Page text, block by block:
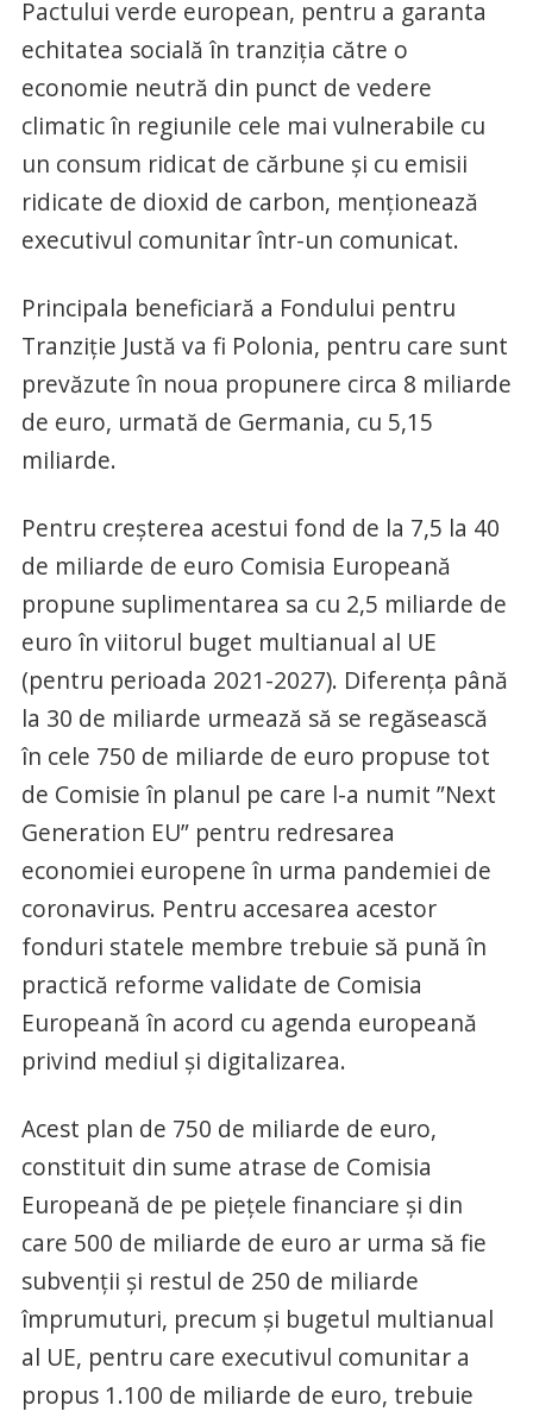
Pactului verde european, pentru a garanta
echitatea socială în tranziţia către o
economie neutră din punct de vedere
climatic în regiunile cele mai vulnerabile cu
un consum ridicat de cărbune şi cu emisii
ridicate de dioxid de carbon, menţionează
executivul comunitar într-un comunicat.
Principala beneficiară a Fondului pentru
Tranziţie Justă va fi Polonia, pentru care sunt
prevăzute în noua propunere circa 8 miliarde
de euro, urmată de Germania, cu 5,15
miliarde.
Pentru creşterea acestui fond de la 7,5 la 40
de miliarde de euro Comisia Europeană
propune suplimentarea sa cu 2,5 miliarde de
euro în viitorul buget multianual al UE
(pentru perioada 2021-2027). Diferenţa până
la 30 de miliarde urmează să se regăsească
în cele 750 de miliarde de euro propuse tot
de Comisie în planul pe care l-a numit ”Next
Generation EU” pentru redresarea
economiei europene în urma pandemiei de
coronavirus. Pentru accesarea acestor
fonduri statele membre trebuie să pună în
practică reforme validate de Comisia
Europeană în acord cu agenda europeană
privind mediul şi digitalizarea.
Acest plan de 750 de miliarde de euro,
constituit din sume atrase de Comisia
Europeană de pe pieţele financiare şi din
care 500 de miliarde de euro ar urma să fie
subvenţii şi restul de 250 de miliarde
împrumuturi, precum şi bugetul multianual
al UE, pentru care executivul comunitar a
propus 1.100 de miliarde de euro, trebuie